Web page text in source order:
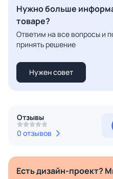
Нужно больше
товаре?
Ответим на все вопросы и
принять решение
Нужен совет
Отзывы
0 отзывов
Есть дизайн-проект?